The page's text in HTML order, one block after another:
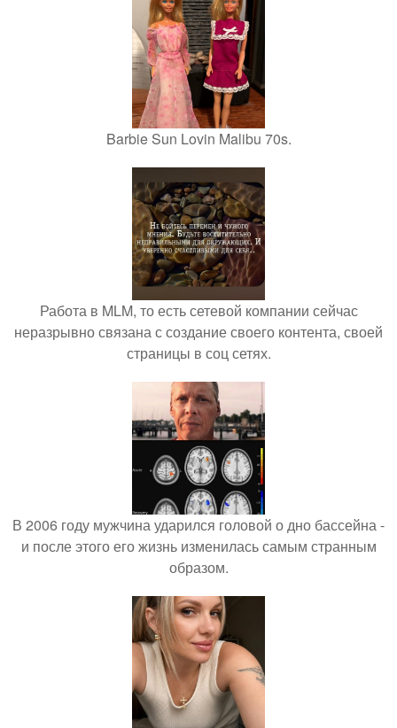
Barbie Sun Lovin Malibu 70s.
Работа в MLM, то есть сетевой компании сейчас
неразрывно связана с создание своего контента, своей
страницы в соц сетях.
В 2006 году мужчина ударился головой о дно бассейна -
и после этого его жизнь изменилась самым странным
образом.